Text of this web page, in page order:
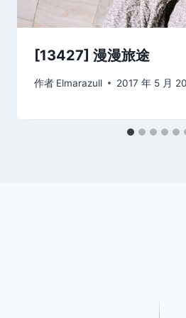
[13427] 漫漫旅途
作者 Elmarazull 2017 年 5 月